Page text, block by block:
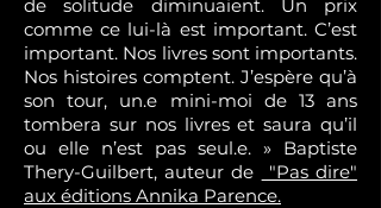
de solitude diminuaient. Un prix
comme ce lui-là est important. C’est
important. Nos livres sont importants.
Nos histoires comptent. J’espère qu’à
son tour, un.e mini-moi de 13 ans
tombera sur nos livres et saura qu’il
ou elle n’est pas seul.e. » Baptiste
Thery-Guilbert, auteur de
"Pas dire"
aux éditions Annika Parence.